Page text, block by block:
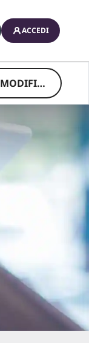
ACCEDI
MODIFIC
A